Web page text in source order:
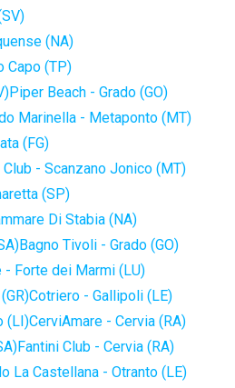
(NA)
Capo (TP)
Piper Beach - Grado (GO)
Marinella - Metaponto (MT)
(FG)
- Scanzano Jonico (MT)
(SP)
Di Stabia (NA)
Bagno Tivoli - Grado (GO)
- Forte dei Marmi (LU)
Cotriero - Gallipoli (LE)
(LI)CerviAmare - Cervia (RA)
Fantini Club - Cervia (RA)
La Castellana - Otranto (LE)